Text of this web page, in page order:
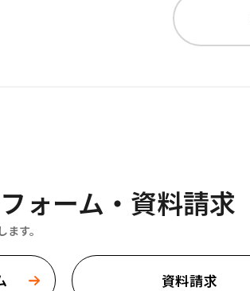
ォーム・資料請求
す。
資料請求